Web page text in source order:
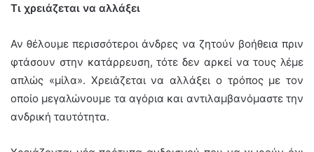
Τι χρειάζεται να αλλάξει
Αν θέλουμε περισσότεροι άνδρες να ζητούν βοήθεια πριν
φτάσουν στην κατάρρευση, τότε δεν αρκεί να τους λέμε
απλώς «μίλα». Χρειάζεται να αλλάξει ο τρόπος με τον
οποίο μεγαλώνουμε τα αγόρια και αντιλαμβανόμαστε την
ανδρική ταυτότητα.